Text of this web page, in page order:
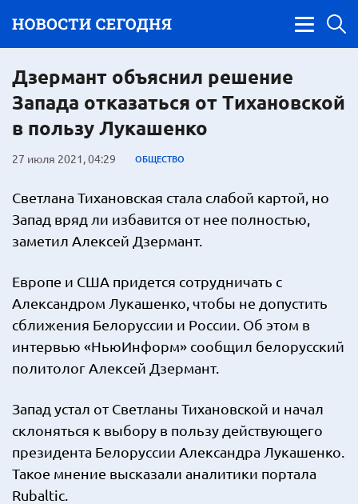
Дзермант объяснил решение
Запада отказаться от Тихановской
в пользу Лукашенко
27 июля 2021, 04:29 ОБЩЕСТВО
Светлана Тихановская стала слабой картой, но
Запад вряд ли избавится от нее полностью,
заметил Алексей Дзермант.
Европе и США придется сотрудничать с
Александром Лукашенко, чтобы не допустить
сближения Белоруссии и России. Об этом в
интервью «НьюИнформ» сообщил белорусский
политолог Алексей Дзермант.
Запад устал от Светланы Тихановской и начал
склоняться к выбору в пользу действующего
президента Белоруссии Александра Лукашенко.
Такое мнение высказали аналитики портала
Rubaltic.